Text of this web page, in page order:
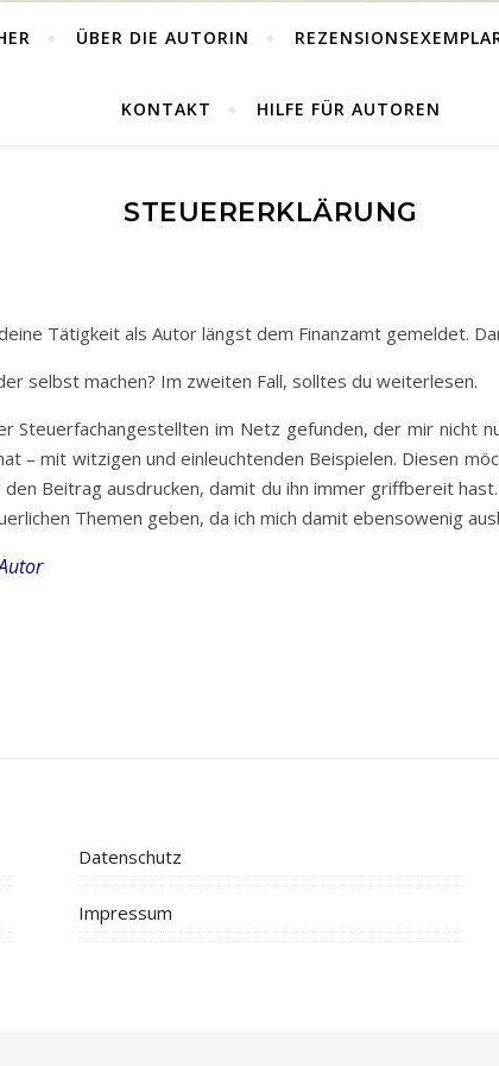
ÜBER DIE AUTORIN
KONTAKT HILFE FÜR AUTOREN
STEUERERKLÄRUNG
Tätigkeit als Autor längst dem Finanzamt gemeldet.
selbst machen? Im zweiten Fall, solltes du weiterlesen.
Steuerfachangestellten im Netz gefunden, der mir nicht
– mit witzigen und einleuchtenden Beispielen. Diesen
Beitrag ausdrucken, damit du ihn immer griffbereit
Themen geben, da ich mich damit ebensowenig
Datenschutz
Impressum